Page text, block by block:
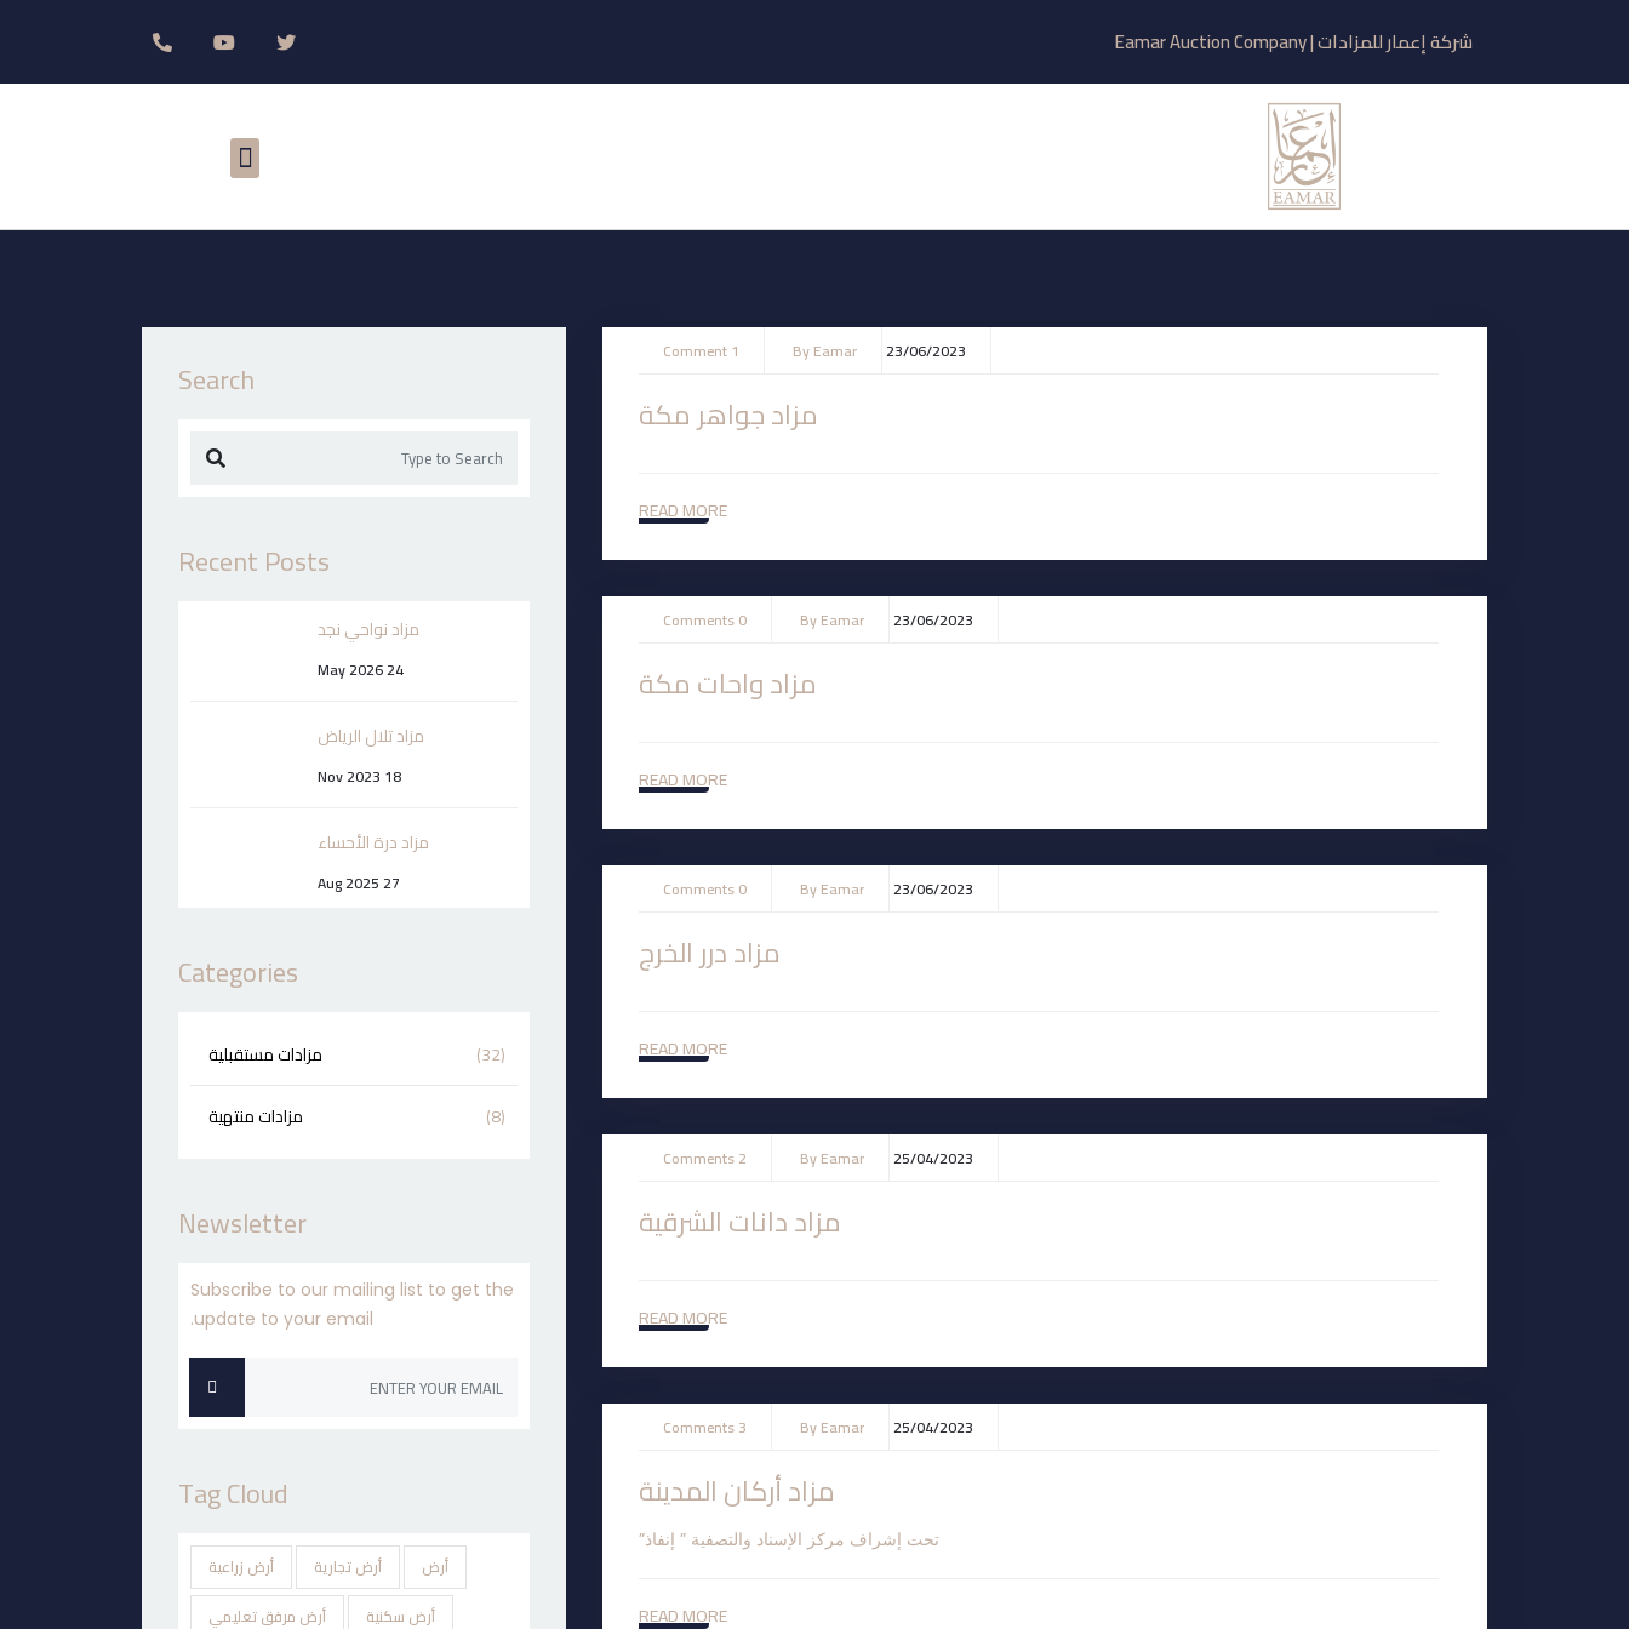
شركة إعمار للمزادات | Eamar Auction Company
23/06/2023
ByEamar
1 Comment
مزاد جواهر مكة
READ MORE
23/06/2023
ByEamar
0 Comments
مزاد واحات مكة
READ MORE
23/06/2023
ByEamar
0 Comments
مزاد درر الخرج
READ MORE
25/04/2023
ByEamar
2 Comments
مزاد دانات الشرقية
READ MORE
25/04/2023
ByEamar
3 Comments
مزاد أركان المدينة
تحت إشراف مركز الإسناد والتصفية ” إنفاذ”
READ MORE
Search
Recent Posts
مزاد نواحي نجد
24 May 2026
مزاد تلال الرياض
18 Nov 2023
مزاد درة الأحساء
27 Aug 2025
Categories
مزادات مستقبلية
(32)
مزادات منتهية
(8)
Newsletter
Subscribe to our mailing list to get the
update to your email.
Tag Cloud
أرض أرض تجارية
أرض زراعية
أرض سكنية
أرض مرفق تعليمي